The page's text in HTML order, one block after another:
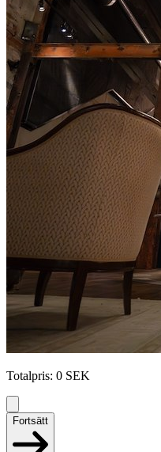
Totalpris: 0 SEK
Fortsätt